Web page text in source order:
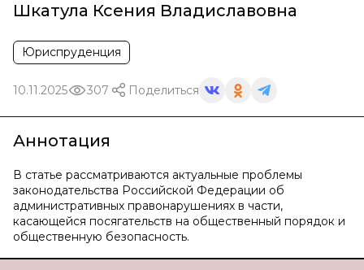
Шкатула Ксения Владиславовна
Юриспруденция
10.11.2025 307 Поделиться
Аннотация
В статье рассматриваются актуальные проблемы
законодательства Российской Федерации об
административных правонарушениях в части,
касающейся посягательств на общественный порядок и
общественную безопасность.